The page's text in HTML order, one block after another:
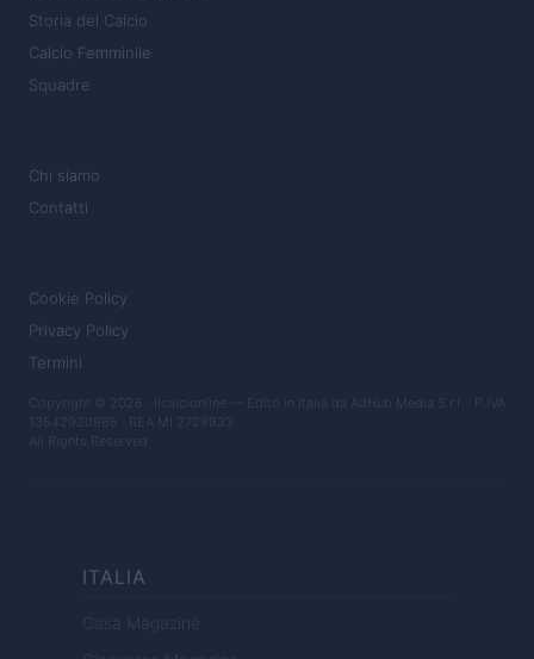
Storia del Calcio
Calcio Femminile
Squadre
Chi siamo
Contatti
Cookie Policy
Privacy Policy
Termini
Copyright © 2026 · Ilcalcionline — Edito in Italia da AdHub Media S.r.l. · P.IVA
13542920965 · REA MI 2729933
All Rights Reserved
ITALIA
Casa Magazine